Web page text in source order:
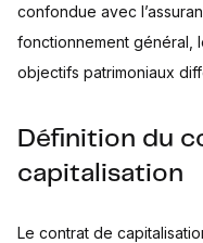
confondue avec
fonctionnement général,
objectifs patrimoniaux
Définition du
capitalisation
Le contrat de